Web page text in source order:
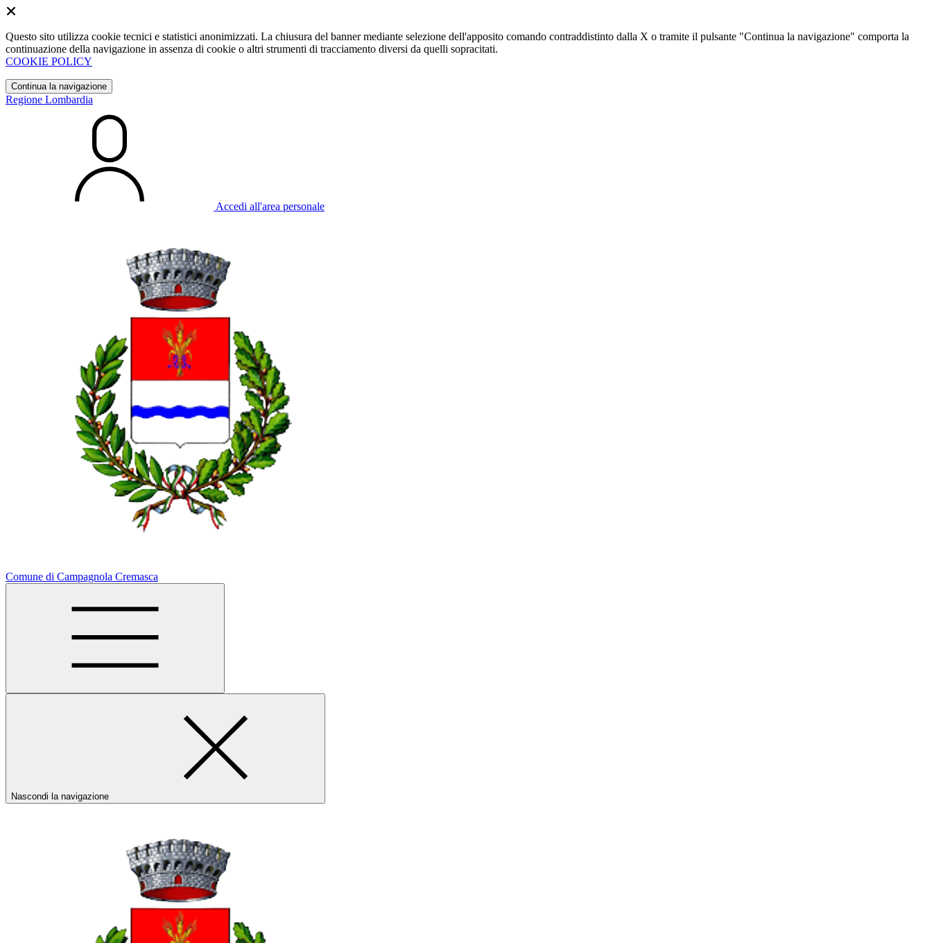
Questo sito utilizza cookie tecnici e statistici anonimizzati. La chiusura del banner mediante selezione dell'apposito comando contraddistinto dalla X o tramite il pulsante "Continua la navigazione" comporta la
continuazione della navigazione in assenza di cookie o altri strumenti di tracciamento diversi da quelli sopracitati.
COOKIE POLICY
Continua la navigazione
Regione Lombardia
Accedi all'area personale
Comune di Campagnola Cremasca
Nascondi la navigazione